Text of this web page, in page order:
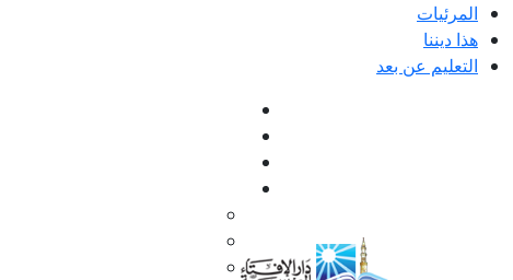
المرئيات
هذا ديننا
التعليم عن بعد